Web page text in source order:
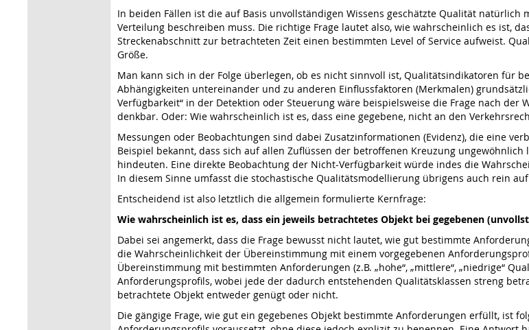
In beiden Fällen ist die auf Basis unvollständigen Wissens geschätzte Qualität
Verteilung beschreiben muss. Die richtige Frage lautet also, wie wahrscheinlich es ist,
Streckenabschnitt zur betrachteten Zeit einen bestimmten Level of Service aufweist.
Größe.
Man kann sich in der Folge überlegen, ob es nicht sinnvoll ist, Qualitätsindikatoren für
Abhängigkeiten untereinander und zu anderen Einflussfaktoren (Merkmalen)
Verfügbarkeit“ in der Detektion oder Steuerung wäre beispielsweise die Frage nach
denkbar. Oder: Wie wahrscheinlich ist es, dass eine gegebene, nicht an den
Messungen oder Beobachtungen sind dabei Zusatzinformationen (Evidenz), die eine
Beispiel bekannt, dass sich auf allen Zuflüssen der betroffenen Kreuzung
hindeuten. Eine direkte Beobachtung der Nicht-Verfügbarkeit würde indes die
In diesem Sinne umfasst die stochastische Qualitätsmodellierung übrigens auch rein
Entscheidend ist also letztlich die allgemein formulierte Kernfrage:
Wie wahrscheinlich ist es, dass ein jeweils betrachtetes Objekt bei gegebenen
Dabei sei angemerkt, dass die Frage bewusst nicht lautet, wie gut bestimmte
die Wahrscheinlichkeit der Übereinstimmung mit einem vorgegebenen
Übereinstimmung mit bestimmten Anforderungen (z.B. „hohe“, „mittlere“, „niedrige“
Anforderungsprofils, wobei jede der dadurch entstehenden Qualitätsklassen streng
betrachtete Objekt entweder genügt oder nicht.
Die gängige Frage, wie gut ein gegebenes Objekt bestimmte Anforderungen erfüllt, ist